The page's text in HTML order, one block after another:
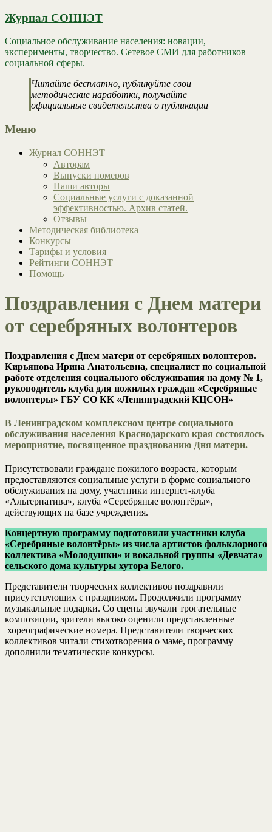
Журнал СОННЭТ
Социальное обслуживание населения: новации,
эксперименты, творчество. Сетевое СМИ для работников
социальной сферы.
Читайте бесплатно, публикуйте свои
методические наработки, получайте
официальные свидетельства о публикации
Меню
Журнал СОННЭТ
Авторам
Выпуски номеров
Наши авторы
Социальные услуги с доказанной
эффективностью. Архив статей.
Отзывы
Методическая библиотека
Конкурсы
Тарифы и условия
Рейтинги СОННЭТ
Помощь
Поздравления с Днем матери
от серебряных волонтеров
Поздравления с Днем матери от серебряных волонтеров.
Кирьянова Ирина Анатольевна, специалист по социальной
работе отделения социального обслуживания на дому № 1,
руководитель клуба для пожилых граждан «Серебряные
волонтеры» ГБУ СО КК «Ленинградский КЦСОН»
В Ленинградском комплексном центре социального
обслуживания населения Краснодарского края состоялось
мероприятие, посвященное празднованию Дня матери.
Присутствовали граждане пожилого возраста, которым
предоставляются социальные услуги в форме социального
обслуживания на дому, участники интернет-клуба
«Альтернатива», клуба «Серебряные волонтёры»,
действующих на базе учреждения.
Концертную программу подготовили участники клуба
«Серебряные волонтёры» из числа артистов фольклорного
коллектива «Молодушки» и вокальной группы «Девчата»
сельского дома культуры хутора Белого.
Представители творческих коллективов поздравили
присутствующих с праздником. Продолжили программу
музыкальные подарки. Со сцены звучали трогательные
композиции, зрители высоко оценили представленные
хореографические номера. Представители творческих
коллективов читали стихотворения о маме, программу
дополнили тематические конкурсы.